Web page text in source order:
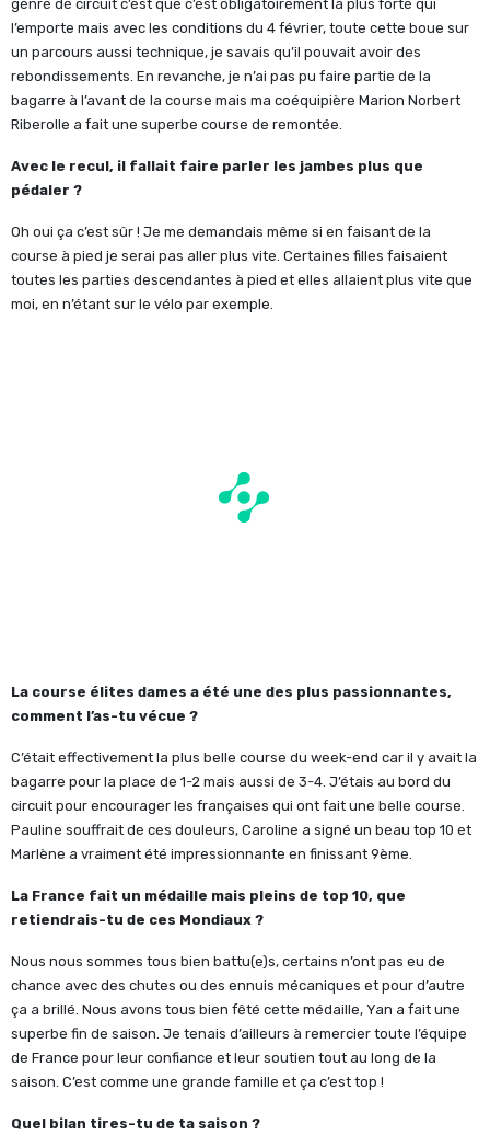
genre de circuit c’est que c’est obligatoirement la plus forte qui
l’emporte mais avec les conditions du 4 février, toute cette boue sur
un parcours aussi technique, je savais qu’il pouvait avoir des
rebondissements. En revanche, je n’ai pas pu faire partie de la
bagarre à l’avant de la course mais ma coéquipière Marion Norbert
Riberolle a fait une superbe course de remontée.
Avec le recul, il fallait faire parler les jambes plus que
pédaler ?
Oh oui ça c’est sûr ! Je me demandais même si en faisant de la
course à pied je serai pas aller plus vite. Certaines filles faisaient
toutes les parties descendantes à pied et elles allaient plus vite que
moi, en n’étant sur le vélo par exemple.
La course élites dames a été une des plus passionnantes,
comment l’as-tu vécue ?
C’était effectivement la plus belle course du week-end car il y avait la
bagarre pour la place de 1-2 mais aussi de 3-4. J’étais au bord du
circuit pour encourager les françaises qui ont fait une belle course.
Pauline souffrait de ces douleurs, Caroline a signé un beau top 10 et
Marlène a vraiment été impressionnante en finissant 9ème.
La France fait un médaille mais pleins de top 10, que
retiendrais-tu de ces Mondiaux ?
Nous nous sommes tous bien battu(e)s, certains n’ont pas eu de
chance avec des chutes ou des ennuis mécaniques et pour d’autre
ça a brillé. Nous avons tous bien fêté cette médaille, Yan a fait une
superbe fin de saison. Je tenais d’ailleurs à remercier toute l’équipe
de France pour leur confiance et leur soutien tout au long de la
saison. C’est comme une grande famille et ça c’est top !
Quel bilan tires-tu de ta saison ?